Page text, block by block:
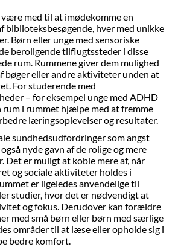
være med til at imødekomme en
biblioteksbesøgende, hver med unikke
Børn eller unge med sensoriske
beroligende tilflugtssteder i disse
rum. Rummene giver dem mulighed
bøger eller andre aktiviteter unden at
For studerende med
– for eksempel unge med ADHD
rum i rummet hjælpe med at fremme
læringsoplevelser og resultater.
sundhedsudfordringer som angst
nyde gavn af de rolige og mere
Det er muligt at koble mere af, når
og sociale aktiviteter holdes i
er ligeledes anvendelige til
studier, hvor det er nødvendigt at
og fokus. Derudover kan forældre
med små børn eller børn med særlige
områder til at læse eller opholde sig i
bedre komfort.